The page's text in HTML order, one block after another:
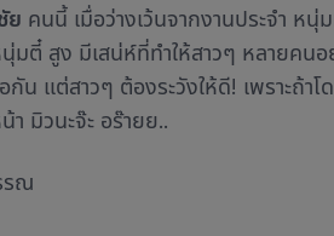
ย คนนี้ เมื่อว่างเว้นจากงานประจำ หนุ่
มตี๋ สูง มีเสน่ห์ที่ทำให้สาวๆ หลายคน
อกัน แต่สาวๆ ต้องระวังให้ดี! เพราะถ้า
า มิวนะจ๊ะ อร๊ายย..
รณ